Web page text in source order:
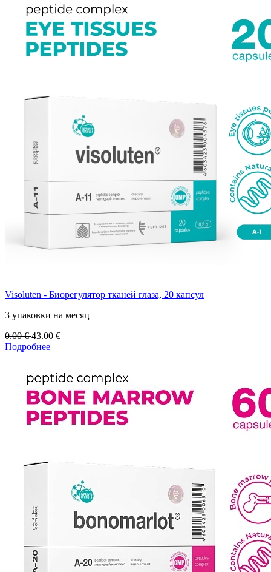
Visoluten - Биорегулятор тканей глаза, 20 капсул
3 упаковки на месяц
0.00€43.00 €
Подробнее